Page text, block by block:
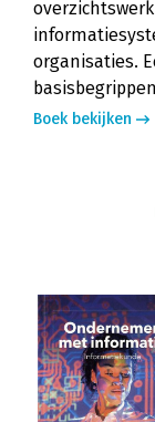
organisaties.
Boek bekijken